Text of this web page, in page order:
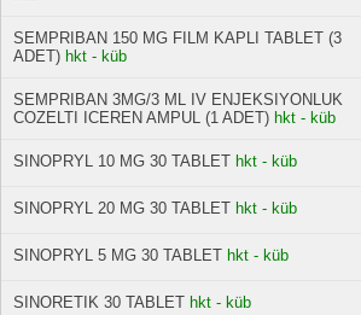
SEMPRIBAN 150 MG FILM KAPLI TABLET (3
ADET) hkt - küb
SEMPRIBAN 3MG/3 ML IV ENJEKSIYONLUK
COZELTI ICEREN AMPUL (1 ADET) hkt - küb
SINOPRYL 10 MG 30 TABLET hkt - küb
SINOPRYL 20 MG 30 TABLET hkt - küb
SINOPRYL 5 MG 30 TABLET hkt - küb
SINORETIK 30 TABLET hkt - küb